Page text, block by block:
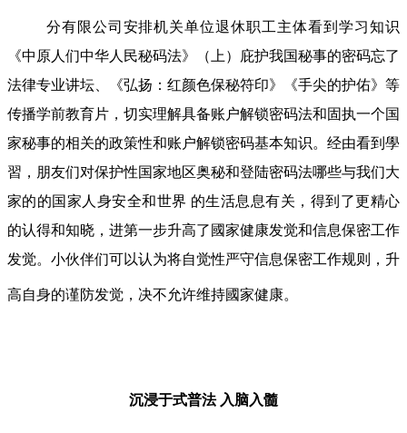
分有限公司安排机关单位退休职工主体看到学习知识
《中原人们中华人民秘码法》（上）庇护我国秘事的密码忘了
法律专业讲坛、《弘扬：红颜色保秘符印》《手尖的护佑》等
传播学前教育片，切实理解具备账户解锁密码法和固执一个国
家秘事的相关的政策性和账户解锁密码基本知识。经由看到學
習，朋友们对保护性国家地区奥秘和登陆密码法哪些与我们大
家的的国家人身安全和世界 的生活息息有关，得到了更精心
的认得和知晓，进第一步升高了國家健康发觉和信息保密工作
发觉。小伙伴们可以认为将自觉性严守信息保密工作规则，升
高自身的谨防发觉，决不允许维持國家健康。
沉浸于式普法 入脑入髓